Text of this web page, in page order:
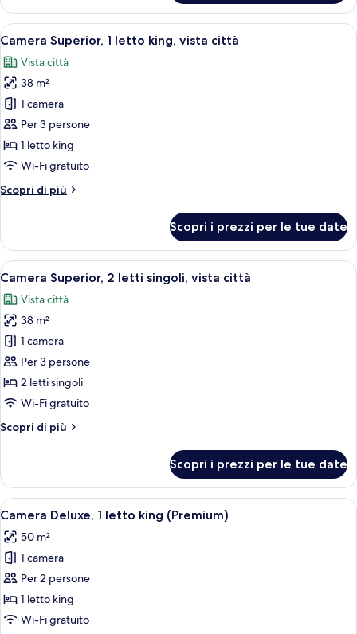
Lounge,
vista
città
Superior,
letto
accesso
al
Club
Lounge,
vista
città
Apri
tutte
le
foto
per
Camera
Superior,
1
king,
Una camera d'albergo con un letto,
5
Camera Superior, 1 letto king, vista città
Vista città
38 m²
1 camera
Per 3 persone
1 letto king
Wi-Fi gratuito
Scopri di più
Altri
Superior,
letto
vista
città
Scopri i prezzi per le tue date
Apri
tutte
le
foto
per
Camera
Superior,
2
singoli,
Una camera d'albergo con due letti,
5
Camera Superior, 2 letti singoli, vista città
Vista città
38 m²
1 camera
Per 3 persone
2 letti singoli
Wi-Fi gratuito
Scopri di più
Altri
Superior,
letti
vista
città
Scopri i prezzi per le tue date
Apri
tutte
le
foto
per
Camera
Deluxe,
Una camera d'albergo con un letto
6
Camera Deluxe, 1 letto king (Premium)
50 m²
1 camera
Per 2 persone
1 letto king
Wi-Fi gratuito